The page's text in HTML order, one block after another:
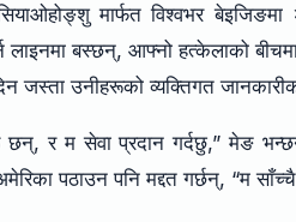
मार्फत विश्वभर
लाइनमा बस्छन्, आफ्नो हत्केलाको
जस्ता उनीहरूको व्यक्तिगत
छन्, र म सेवा प्रदान गर्दछु,” मेङ
पठाउन पनि मद्दत गर्छन्, “म